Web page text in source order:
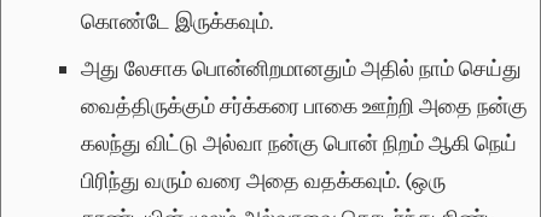
கொண்டே இருக்கவும்.
அது லேசாக பொன்னிறமானதும் அதில் நாம் செய்து
வைத்திருக்கும் சர்க்கரை பாகை ஊற்றி அதை நன்கு
கலந்து விட்டு அல்வா நன்கு பொன் நிறம் ஆகி நெய்
பிரிந்து வரும் வரை அதை வதக்கவும். (ஒரு